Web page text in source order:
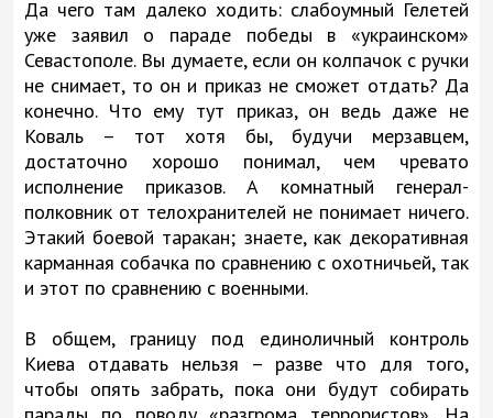
Да чего там далеко ходить: слабоумный Гелетей
уже заявил о параде победы в «украинском»
Севастополе. Вы думаете, если он колпачок с ручки
не снимает, то он и приказ не сможет отдать? Да
конечно. Что ему тут приказ, он ведь даже не
Коваль – тот хотя бы, будучи мерзавцем,
достаточно хорошо понимал, чем чревато
исполнение приказов. А комнатный генерал-
полковник от телохранителей не понимает ничего.
Этакий боевой таракан; знаете, как декоративная
карманная собачка по сравнению с охотничьей, так
и этот по сравнению с военными.
В общем, границу под единоличный контроль
Киева отдавать нельзя – разве что для того,
чтобы опять забрать, пока они будут собирать